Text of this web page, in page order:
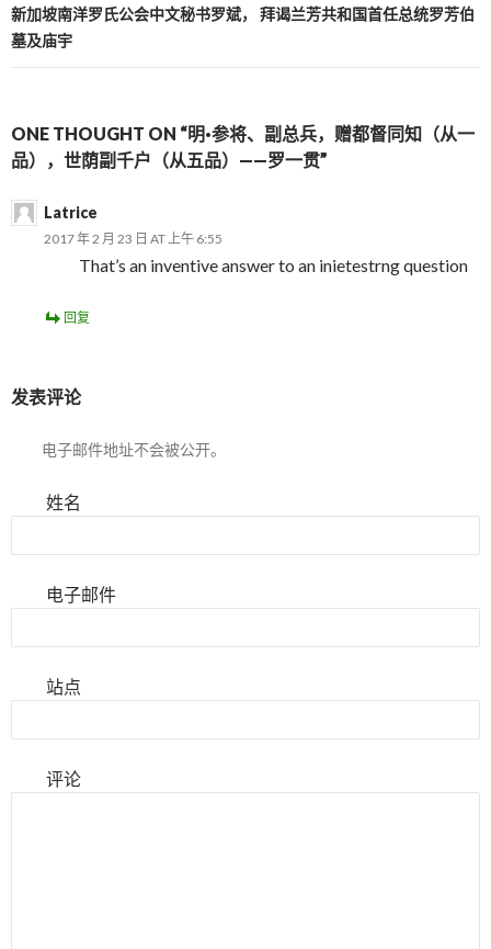
新加坡南洋罗氏公会中文秘书罗斌， 拜谒兰芳共和国首任总统罗芳伯
墓及庙宇
ONE THOUGHT ON “明·参将、副总兵，赠都督同知（从一
品），世荫副千户（从五品）——罗一贯”
Latrice
2017 年 2 月 23 日 AT 上午 6:55
That’s an inventive answer to an inietestrng question
回复
发表评论
电子邮件地址不会被公开。
姓名
电子邮件
站点
评论